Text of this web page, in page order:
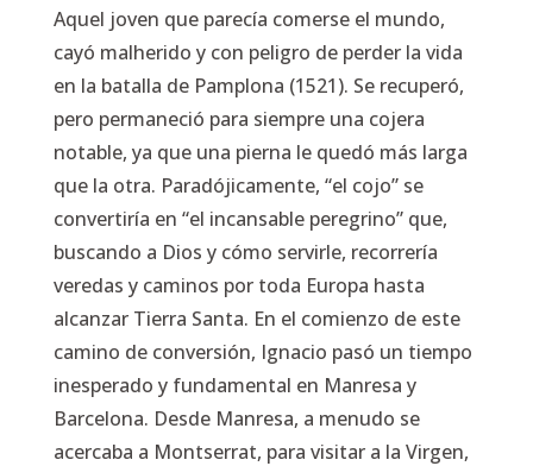
Aquel joven que parecía comerse el mundo,
cayó malherido y con peligro de perder la vida
en la batalla de Pamplona (1521). Se recuperó,
pero permaneció para siempre una cojera
notable, ya que una pierna le quedó más larga
que la otra. Paradójicamente, “el cojo” se
convertiría en “el incansable peregrino” que,
buscando a Dios y cómo servirle, recorrería
veredas y caminos por toda Europa hasta
alcanzar Tierra Santa. En el comienzo de este
camino de conversión, Ignacio pasó un tiempo
inesperado y fundamental en Manresa y
Barcelona. Desde Manresa, a menudo se
acercaba a Montserrat, para visitar a la Virgen,